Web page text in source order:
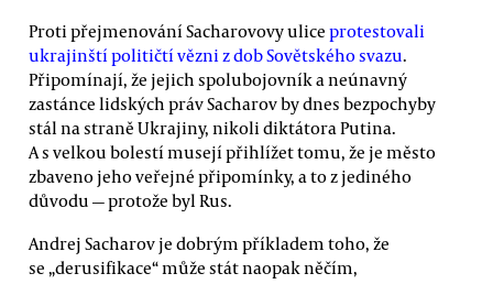
Proti přejmenování Sacharovovy ulice protestovali
ukrajinští političtí vězni z dob Sovětského svazu.
Připomínají, že jejich spolubojovník a neúnavný
zastánce lidských práv Sacharov by dnes bezpochyby
stál na straně Ukrajiny, nikoli diktátora Putina.
A s velkou bolestí musejí přihlížet tomu, že je město
zbaveno jeho veřejné připomínky, a to z jediného
důvodu — protože byl Rus.
Andrej Sacharov je dobrým příkladem toho, že
se „derusifikace“ může stát naopak něčím,